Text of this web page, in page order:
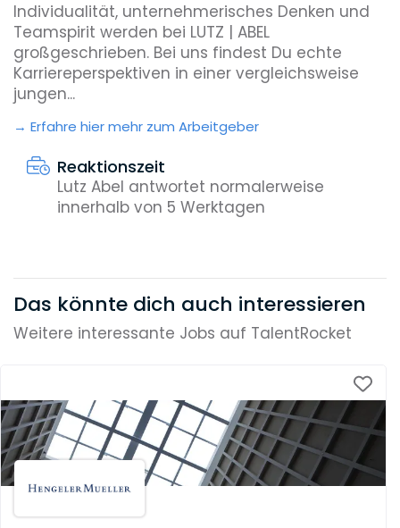
Individualität, unternehmerisches Denken und
Teamspirit werden bei LUTZ | ABEL
großgeschrieben. Bei uns findest Du echte
Karriereperspektiven in einer vergleichsweise
jungen...
Erfahre hier mehr zum Arbeitgeber
Reaktionszeit
Lutz Abel antwortet normalerweise
innerhalb von 5 Werktagen
Das könnte dich auch interessieren
Weitere interessante Jobs auf TalentRocket